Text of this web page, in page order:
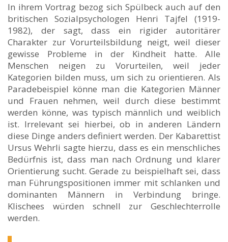
In ihrem Vortrag bezog sich Spülbeck auch auf den
britischen Sozialpsychologen Henri Tajfel (1919-
1982), der sagt, dass ein rigider autoritärer
Charakter zur Vorurteilsbildung neigt, weil dieser
gewisse Probleme in der Kindheit hatte. Alle
Menschen neigen zu Vorurteilen, weil jeder
Kategorien bilden muss, um sich zu orientieren. Als
Paradebeispiel könne man die Kategorien Männer
und Frauen nehmen, weil durch diese bestimmt
werden könne, was typisch männlich und weiblich
ist. Irrelevant sei hierbei, ob in anderen Ländern
diese Dinge anders definiert werden. Der Kabarettist
Ursus Wehrli sagte hierzu, dass es ein menschliches
Bedürfnis ist, dass man nach Ordnung und klarer
Orientierung sucht. Gerade zu beispielhaft sei, dass
man Führungspositionen immer mit schlanken und
dominanten Männern in Verbindung bringe.
Klischees würden schnell zur Geschlechterrolle
werden.